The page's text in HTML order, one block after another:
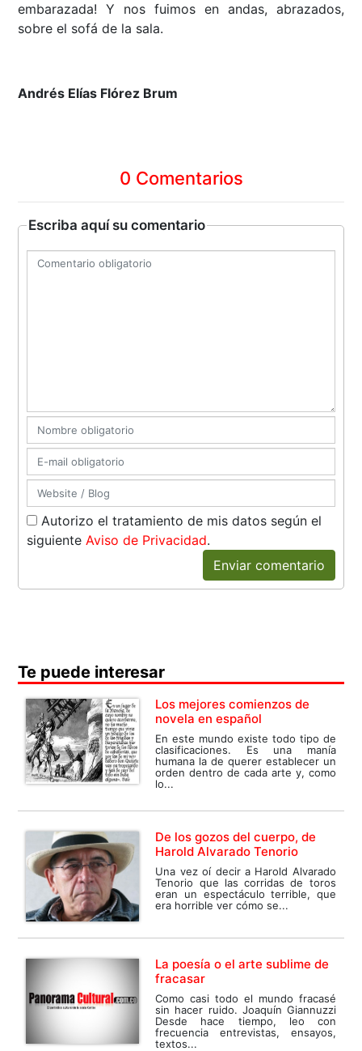
embarazada! Y nos fuimos en andas, abrazados,
sobre el sofá de la sala.
Andrés Elías Flórez Brum
0 Comentarios
Escriba aquí su comentario
Autorizo el tratamiento de mis datos según el
siguienteAviso de Privacidad.
Enviar comentario
Te puede interesar
Los mejores comienzos de
novela en español
En este mundo existe todo tipo de
clasificaciones. Es una manía
humana la de querer establecer un
orden dentro de cada arte y, como
lo...
De los gozos del cuerpo, de
Harold Alvarado Tenorio
Una vez oí decir a Harold Alvarado
Tenorio que las corridas de toros
eran un espectáculo terrible, que
era horrible ver cómo se...
La poesía o el arte sublime de
fracasar
Como casi todo el mundo fracasé
sin hacer ruido. Joaquín Giannuzzi
Desde hace tiempo, leo con
frecuencia entrevistas, ensayos,
textos...